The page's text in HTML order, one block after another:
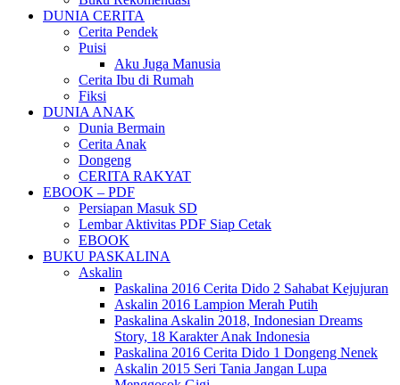
DUNIA CERITA
Cerita Pendek
Puisi
Aku Juga Manusia
Cerita Ibu di Rumah
Fiksi
DUNIA ANAK
Dunia Bermain
Cerita Anak
Dongeng
CERITA RAKYAT
EBOOK – PDF
Persiapan Masuk SD
Lembar Aktivitas PDF Siap Cetak
EBOOK
BUKU PASKALINA
Askalin
Paskalina 2016 Cerita Dido 2 Sahabat Kejujuran
Askalin 2016 Lampion Merah Putih
Paskalina Askalin 2018, Indonesian Dreams
Story, 18 Karakter Anak Indonesia
Paskalina 2016 Cerita Dido 1 Dongeng Nenek
Askalin 2015 Seri Tania Jangan Lupa